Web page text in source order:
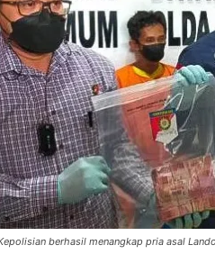
berhasil menangkap pria asal